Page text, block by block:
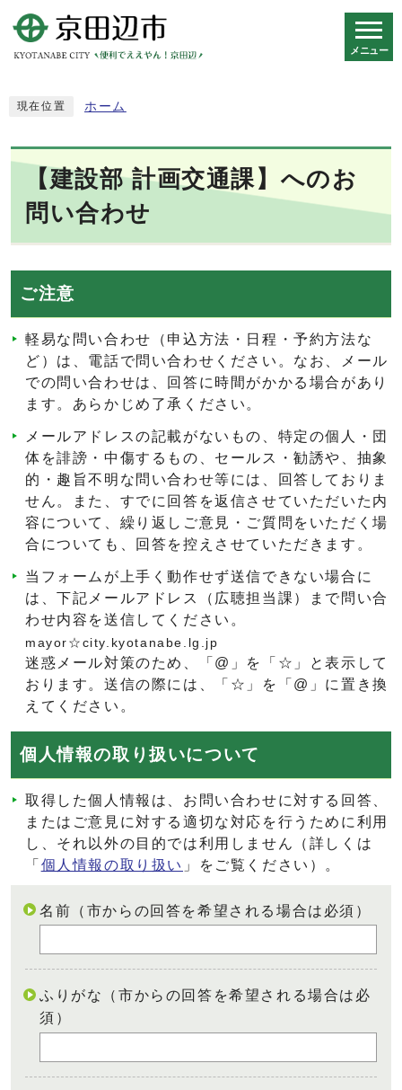
メニュー
現在位置 ホーム
【建設部 計画交通課】へのお
問い合わせ
ご注意
軽易な問い合わせ（申込方法・日程・予約方法な
ど）は、電話で問い合わせください。なお、メール
での問い合わせは、回答に時間がかかる場合があり
ます。あらかじめ了承ください。
メールアドレスの記載がないもの、特定の個人・団
体を誹謗・中傷するもの、セールス・勧誘や、抽象
的・趣旨不明な問い合わせ等には、回答しておりま
せん。また、すでに回答を返信させていただいた内
容について、繰り返しご意見・ご質問をいただく場
合についても、回答を控えさせていただきます。
当フォームが上手く動作せず送信できない場合に
は、下記メールアドレス（広聴担当課）まで問い合
わせ内容を送信してください。
mayor☆city.kyotanabe.lg.jp
迷惑メール対策のため、「@」を「☆」と表示して
おります。送信の際には、「☆」を「@」に置き換
えてください。
個人情報の取り扱いについて
取得した個人情報は、お問い合わせに対する回答、
またはご意見に対する適切な対応を行うために利用
し、それ以外の目的では利用しません（詳しくは
「 個人情報の取り扱い 」をご覧ください）。
名前（市からの回答を希望される場合は必須）
ふりがな（市からの回答を希望される場合は必
須）